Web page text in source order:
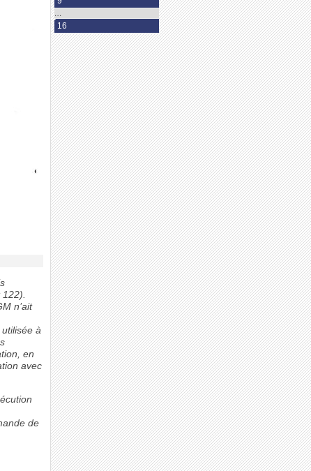
122).
n’ait
utilisée à
en
avec
de
…
16